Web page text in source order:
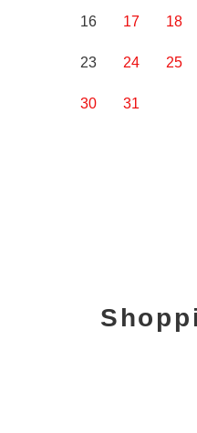
16 17 18
23 24 25
30 31